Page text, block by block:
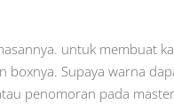
untuk membuat
boxnya. Supaya warna
penomoran pada master